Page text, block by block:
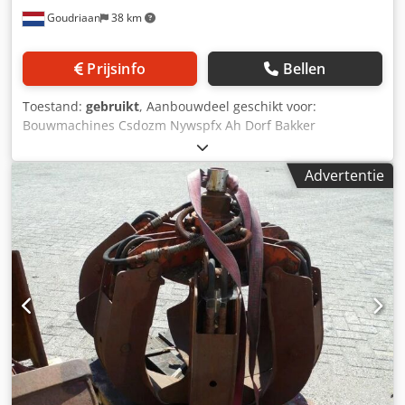
Goudriaan 38 km
Prijsinfo Bellen
Toestand: gebruikt, Aanbouwdeel geschikt voor:
Bouwmachines Csdozm Nywspfx Ah Dorf Bakker
schalenknijper • Schaalbreedte 800 mm • Zo uit het
werk Staat: Gebruikt
Advertentie